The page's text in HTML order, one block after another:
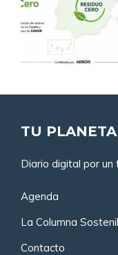
TU
Diario digital por
Agenda
La Columna
Contacto